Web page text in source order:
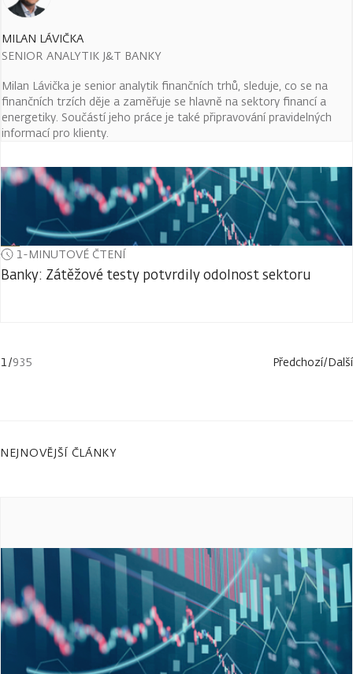
MILAN LÁVIČKA
SENIOR ANALYTIK J&T BANKY
Milan Lávička je senior analytik finančních trhů, sleduje, co se na
finančních trzích děje a zaměřuje se hlavně na sektory financí a
energetiky. Součástí jeho práce je také připravování pravidelných
informací pro klienty.
1-MINUTOVÉ ČTENÍ
Banky: Zátěžové testy potvrdily odolnost sektoru
1/935 Předchozí/Další
NEJNOVĚJŠÍ ČLÁNKY